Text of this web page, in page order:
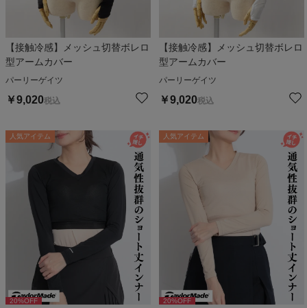
【接触冷感】メッシュ切替ボレロ
型アームカバー
パーリーゲイツ
￥9,020税込
【接触冷感】メッシュ切替ボレロ
型アームカバー
パーリーゲイツ
￥9,020税込
人気アイテム
20%OFF
人気アイテム
20%OFF